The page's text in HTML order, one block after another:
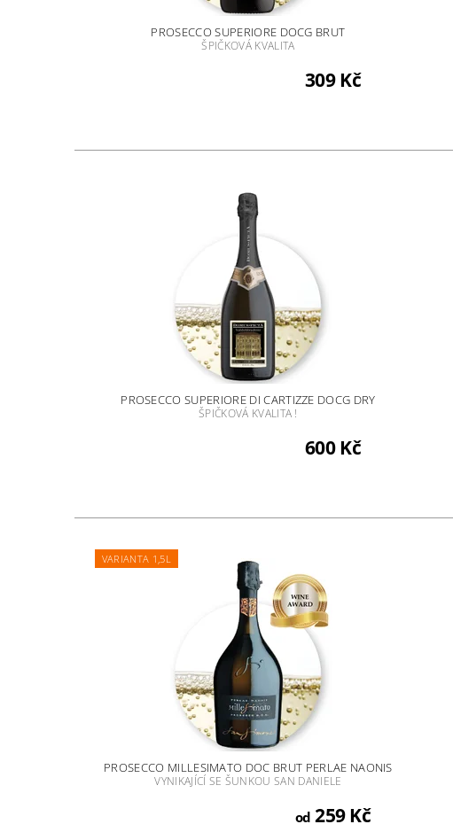
PROSECCO SUPERIORE DOCG BRUT
ŠPIČKOVÁ KVALITA
309 Kč
PROSECCO SUPERIORE DI CARTIZZE DOCG DRY
ŠPIČKOVÁ KVALITA !
600 Kč
VARIANTA 1,5L
PROSECCO MILLESIMATO DOC BRUT PERLAE NAONIS
VYNIKAJÍCÍ SE ŠUNKOU SAN DANIELE
od 259 Kč